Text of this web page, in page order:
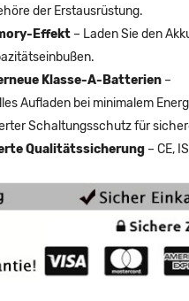
der Erstausrüstung.
Effekt – Laden Sie den
Klasse-A-Batterien –
Aufladen bei minimalem
Schaltungsschutz für
Qualitätssicherung – CE,